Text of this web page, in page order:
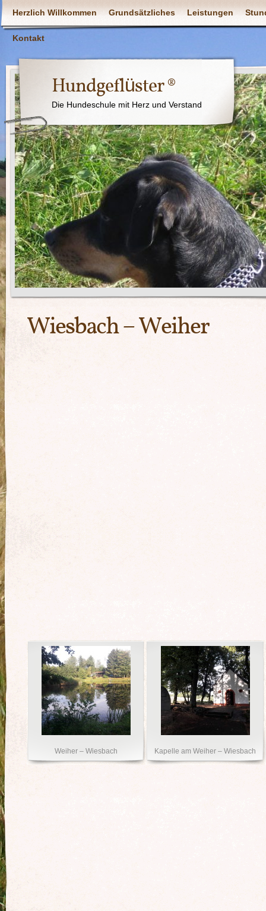
Herzlich Willkommen Grundsätzliches Leistungen
Kontakt
Hundgeflüster ®
Die Hundeschule mit Herz und Verstand
Wiesbach – Weiher
Weiher – Wiesbach Kapelle am Weiher – Wiesbach